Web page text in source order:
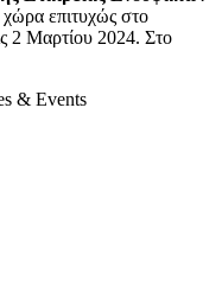
επιτυχώς στο
2 Μαρτίου 2024. Στο
& Events